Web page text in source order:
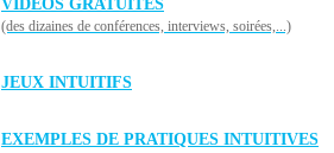
VIDÉOS GRATUITES
(des dizaines de conférences, interviews, soirées,...)
JEUX INTUITIFS
EXEMPLES DE PRATIQUES INTUITIVES